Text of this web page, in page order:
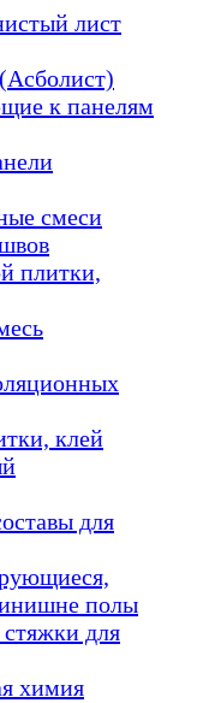
лист
к панелям
смеси
плитки,
клей
для
полы
для
химия